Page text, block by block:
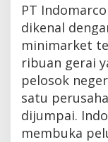
PT
dikenal
minimarket
ribuan gerai
pelosok
satu
dijumpai.
membuka